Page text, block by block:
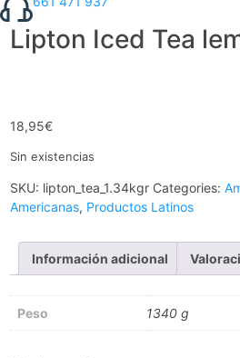
Lipton Iced Tea
18,95€
Sin existencias
SKU: lipton_tea_1.34kgr Categories:
Americanas, Productos Latinos
Información adicional
Peso 1340 g